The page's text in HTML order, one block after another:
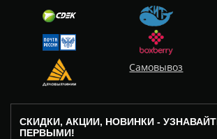
СКИДКИ, АКЦИИ, НОВИНКИ -
ПЕРВЫМИ!
Самовывоз